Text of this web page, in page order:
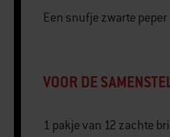
Een snufje zwarte peper
VOOR DE
1 pakje van 12 zachte